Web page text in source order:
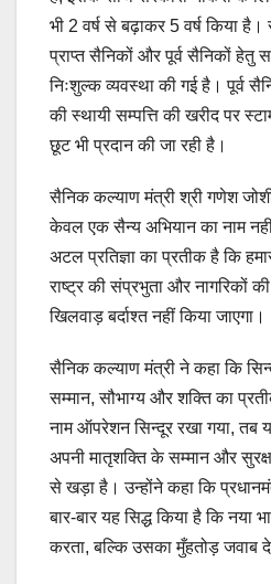
भी 2 वर्ष से बढ़ाकर 5 वर्ष किया है।
प्राप्त सैनिकों और पूर्व सैनिकों हेतु
निःशुल्क व्यवस्था की गई है। पूर्व
की स्थायी सम्पत्ति की खरीद पर
छूट भी प्रदान की जा रही है।
सैनिक कल्याण मंत्री श्री गणेश
केवल एक सैन्य अभियान का नाम
अटल प्रतिज्ञा का प्रतीक है कि
राष्ट्र की संप्रभुता और नागरिकों
खिलवाड़ बर्दाश्त नहीं किया जाएगा।
सैनिक कल्याण मंत्री ने कहा कि
सम्मान, सौभाग्य और शक्ति का
नाम ऑपरेशन सिन्दूर रखा गया, तब
अपनी मातृशक्ति के सम्मान और
से खड़ा है। उन्होंने कहा कि
बार-बार यह सिद्ध किया है कि नया
करता, बल्कि उसका मुँहतोड़ जवाब